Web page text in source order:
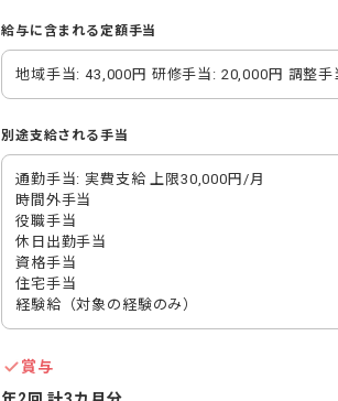
給与に含まれる定額手当
地域手当: 43,000円 研修手当: 20,000円 調整
別途支給される手当
通勤手当: 実費支給 上限30,000円/月
時間外手当
役職手当
休日出勤手当
資格手当
住宅手当
経験給（対象の経験のみ）
賞与